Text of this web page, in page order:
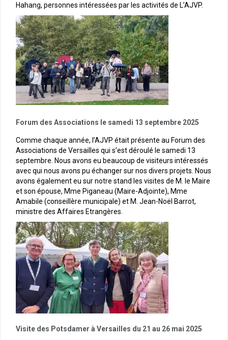
Hahang, personnes intéressées par les activités de L’AJVP.
Forum des Associations le samedi 13 septembre 2025
Comme chaque année, l’AJVP était présente au Forum des
Associations de Versailles qui s’est déroulé le samedi 13
septembre. Nous avons eu beaucoup de visiteurs intéressés
avec qui nous avons pu échanger sur nos divers projets. Nous
avons également eu sur notre stand les visites de M. le Maire
et son épouse, Mme Piganeau (Maire-Adjointe), Mme
Amabile (conseillère municipale) et M. Jean-Noël Barrot,
ministre des Affaires Etrangères.
Visite des Potsdamer à Versailles du 21 au 26 mai 2025